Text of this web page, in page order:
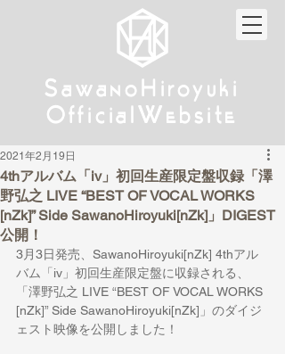
Sa wanoHiroyuki
Official W ebsite
Sa wanoHiroyuki
Official W ebsite
4thアルバム「iv」初回生産限定盤収録「澤
野弘之 LIVE “BEST OF VOCAL WORKS
[nZk]” Side SawanoHiroyuki[nZk]」DIGEST
公開！
2021年2月19日
3月3日発売、SawanoHiroyuki[nZk] 4thアル
バム「iv」初回生産限定盤に収録される、
「澤野弘之 LIVE “BEST OF VOCAL WORKS
[nZk]” Side SawanoHiroyuki[nZk]」のダイジ
ェスト映像を公開しました！